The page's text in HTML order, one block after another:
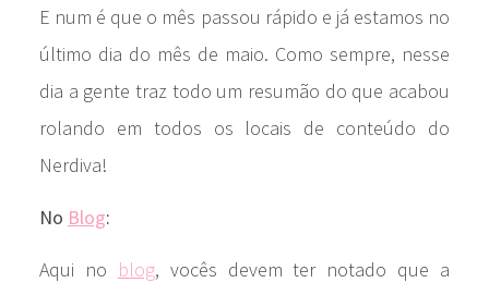
E num é que o mês passou rápido e já estamos no
último dia do mês de maio. Como sempre, nesse
dia a gente traz todo um resumão do que acabou
rolando em todos os locais de conteúdo do
Nerdiva!
No Blog:
Aqui no blog, vocês devem ter notado que a